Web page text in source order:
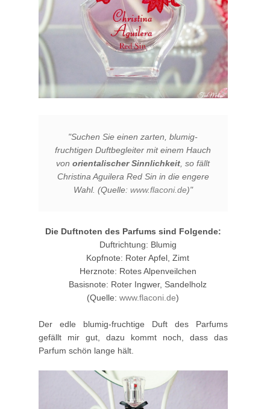
"Suchen Sie einen zarten, blumig-
fruchtigen Duftbegleiter mit einem Hauch
von orientalischer Sinnlichkeit , so fällt
Christina Aguilera Red Sin in die engere
Wahl. (Quelle: www.flaconi.de)"
Die Duftnoten des Parfums sind Folgende:
Duftrichtung: Blumig
Kopfnote: Roter Apfel, Zimt
Herznote: Rotes Alpenveilchen
Basisnote: Roter Ingwer, Sandelholz
(Quelle:www.flaconi.de)
Der edle blumig-fruchtige Duft des Parfums
gefällt mir gut, dazu kommt noch, dass das
Parfum schön lange hält.